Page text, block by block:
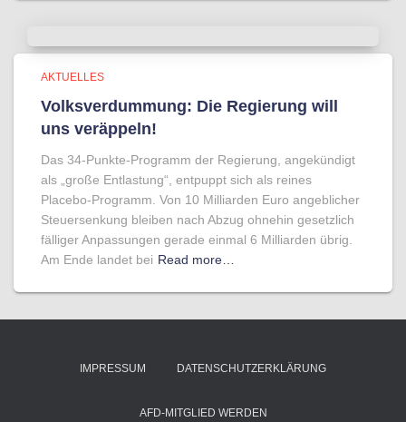
AKTUELLES
Volksverdummung: Die Regierung will
uns veräppeln!
Das 34-Punkte-Programm der Regierung, angekündigt
als „große Entlastung“, entpuppt sich als reines
Placebo-Programm. Von 10 Milliarden Euro angeblicher
Steuersenkung bleiben nach Abzug ohnehin gesetzlich
fälliger Anpassungen gerade einmal 6 Milliarden übrig.
Am Ende landet bei Read more…
IMPRESSUM DATENSCHUTZERKLÄRUNG
AFD-MITGLIED WERDEN